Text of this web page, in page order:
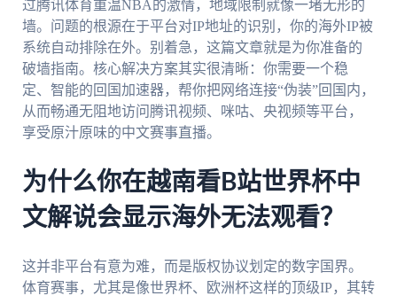
过腾讯体育重温NBA的激情，地域限制就像一堵无形的
墙。问题的根源在于平台对IP地址的识别，你的海外IP被
系统自动排除在外。别着急，这篇文章就是为你准备的
破墙指南。核心解决方案其实很清晰：你需要一个稳
定、智能的回国加速器，帮你把网络连接“伪装”回国内，
从而畅通无阻地访问腾讯视频、咪咕、央视频等平台，
享受原汁原味的中文赛事直播。
为什么你在越南看B站世界杯中
文解说会显示海外无法观看？
这并非平台有意为难，而是版权协议划定的数字国界。
体育赛事，尤其是像世界杯、欧洲杯这样的顶级IP，其转